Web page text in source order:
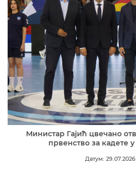
Министар Гајић цвечано
првенство за кадете
Датум: 29.07.2026